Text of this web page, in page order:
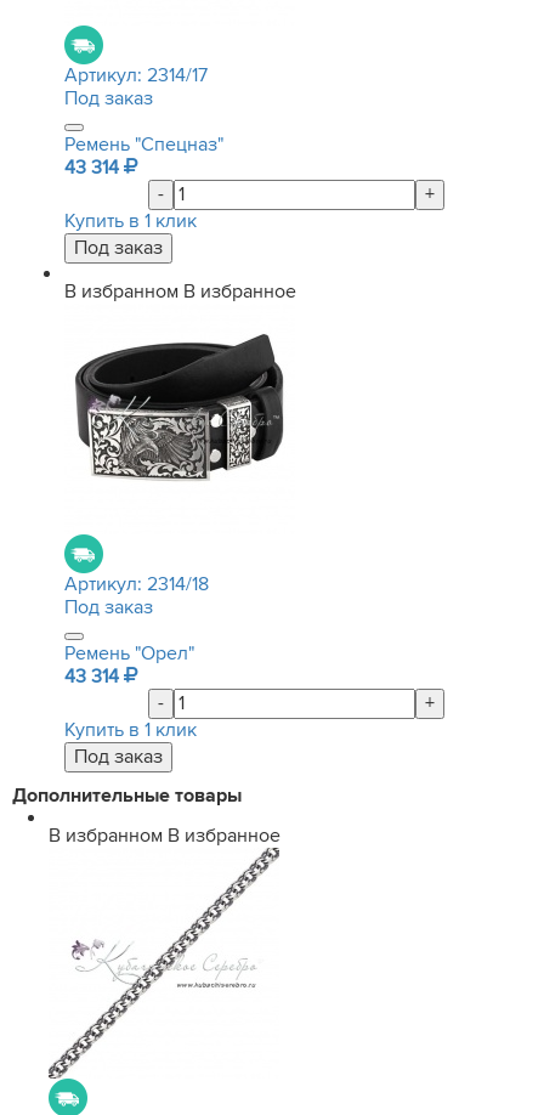
Артикул: 2314/17
Под заказ
Ремень "Спецназ"
43 314
-
+
Купить в 1 клик
В избранном В избранное
Артикул: 2314/18
Под заказ
Ремень "Орел"
43 314
-
+
Купить в 1 клик
Дополнительные товары
В избранном В избранное